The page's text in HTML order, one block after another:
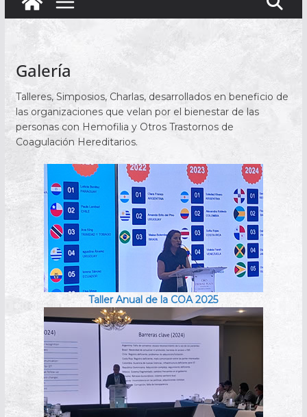
Galería
Talleres, Simposios, Charlas, desarrollados en beneficio de
las organizaciones que velan por el bienestar de las
personas con Hemofilia y Otros Trastornos de
Coagulación Hereditarios.
Taller Anual de la COA 2025